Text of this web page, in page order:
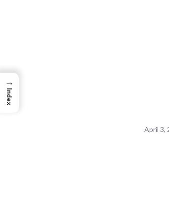
April 3,
→
Index